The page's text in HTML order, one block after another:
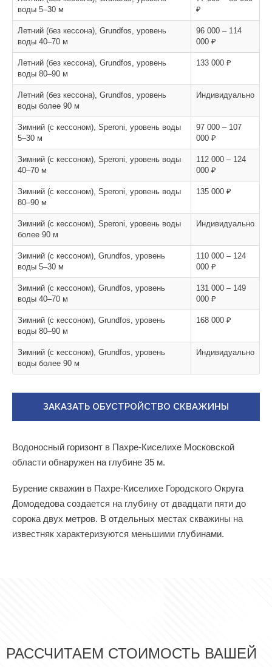
воды 5–30 м
₽
Летний (без кессона), Grundfos, уровень
воды 40–70 м
96 000 – 114
000 ₽
Летний (без кессона), Grundfos, уровень
воды 80–90 м
133 000 ₽
Летний (без кессона), Grundfos, уровень
воды более 90 м
Индивидуально
Зимний (с кессоном), Speroni, уровень воды
5–30 м
97 000 – 107
000 ₽
Зимний (с кессоном), Speroni, уровень воды
40–70 м
112 000 – 124
000 ₽
Зимний (с кессоном), Speroni, уровень воды
80–90 м
135 000 ₽
Зимний (с кессоном), Speroni, уровень воды
более 90 м
Индивидуально
Зимний (с кессоном), Grundfos, уровень
воды 5–30 м
110 000 – 124
000 ₽
Зимний (с кессоном), Grundfos, уровень
воды 40–70 м
131 000 – 149
000 ₽
Зимний (с кессоном), Grundfos, уровень
воды 80–90 м
168 000 ₽
Зимний (с кессоном), Grundfos, уровень
воды более 90 м
Индивидуально
ЗАКАЗАТЬ ОБУСТРОЙСТВО СКВАЖИНЫ
Водоносный горизонт в Пахре-Киселихе Московской
области обнаружен на глубине 35 м.
Бурение скважин в Пахре-Киселихе Городского Округа
Домодедова создается на глубину от двадцати пяти до
сорока двух метров. В отдельных местах скважины на
известняк характеризуются меньшими глубинами.
РАССЧИТАЕМ СТОИМОСТЬ ВАШЕЙ